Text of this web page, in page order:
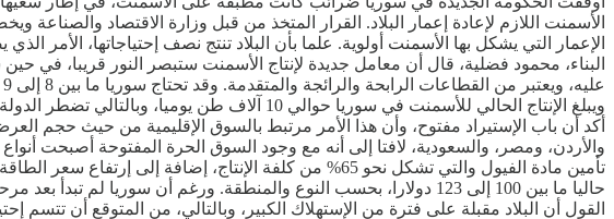
الأسمنت اللازم لإعادة إعمار البلاد. القرار المتخذ من قبل وزارة الاقتصاد
الإعمار التي يشكل بها الأسمنت أولوية. علما بأن البلاد تنتج نصف إحتياجاتها، الأمر
البناء، محمود فضلية، قال أن معامل جديدة لإنتاج الأسمنت ستبصر النور قريبا، في
ويبلغ الإنتاج الحالي للأسمنت في سوريا حوالي
أكد أن باب الإستيراد مفتوح، وأن هذا الأمر مرتبط بالسوق الإقليمية من حيث حجم
والأردن، ومصر، والسعودية، لافتا إلى أنه مع وجود السوق الحرة المفتوحة أصبحت
تأمين مادة الفيول والتي تشكل نحو 65% من كلفة
حاليا ما بين 100 إلى 123 دولارا، بحسب النوع والمنطقة. ورغم أن
القول أن البلاد مقبلة على فترة من الإستهلاك الكبير، وبالتالي، من المتوقع أن تتسم إحتياجاتها بالتزايد بحيث تبدأ من 8 ملايين